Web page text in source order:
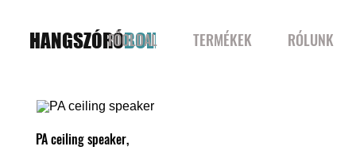
HANGSZÓRÓBOLT
FŐOLDAL TERMÉKEK RÓLUNK
PA ceiling speaker,